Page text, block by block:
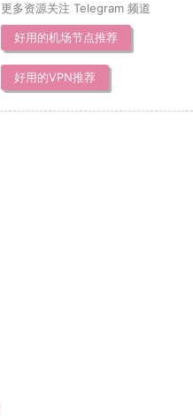
更多资源关注 Telegram 频道
好用的机场节点推荐
好用的VPN推荐